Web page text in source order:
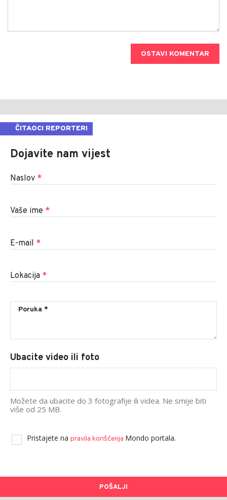
OSTAVI KOMENTAR
ČITAOCI REPORTERI
Dojavite nam vijest
Naslov *
Vaše ime *
E-mail *
Lokacija *
Ubacite video ili foto
Možete da ubacite do 3 fotografije ili videa. Ne smije biti
više od 25 MB.
Pristajete na pravila korišćenja Mondo portala.
POŠALJI